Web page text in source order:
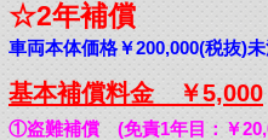
☆2年補償
車両本体価格￥200,000(税抜)
基本補償料金 ￥5,000
①盗難補償 (免責1年目：￥